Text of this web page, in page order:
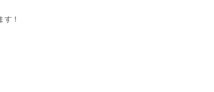
す！